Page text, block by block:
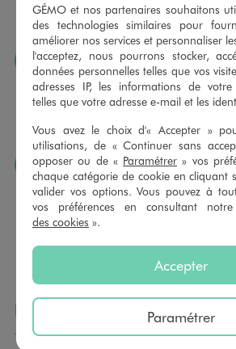
sous 30 jours, sur simple
dans tous les magasins GÉMO.
JE PEUX FAIRE RETOUCHER MES
Ourlets, ceintures… vous avez la
retoucher vos articles textiles dans
conditions en magasins.
J’AIME FAIRE PLAISIR
Nous vous proposons des cartes
montant au choix entre 10€ et
GÉMO sont valables 1 an,
dans de jolies enveloppes pour
NOS AUTRES MAGASINS
GÉMO et nos partenaires souhaitons
des technologies similaires pour
améliorer nos services et personnaliser
l'acceptez, nous pourrons stocker,
données personnelles telles que vos
adresses IP, les informations de
telles que votre adresse e-mail et les
Vous avez le choix d'« Accepter »
utilisations, de « Continuer sans
opposer ou de « Paramétrer » vos
chaque catégorie de cookie en cliquant
valider vos options. Vous pouvez à
vos préférences en consultant
des cookies ».
Accepter
Paramétrer